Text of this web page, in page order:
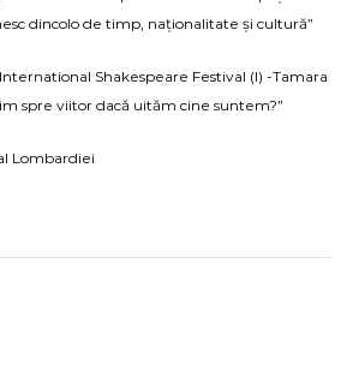
dincolo de timp, naționalitate și cultură”
Shakespeare Festival (I) -Tamara
spre viitor dacă uităm cine suntem?”
Lombardiei